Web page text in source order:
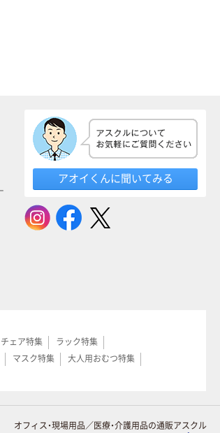
アオイくんに聞いてみる
チェア特集
ラック特集
マスク特集
大人用おむつ特集
オフィス・現場用品／医療・介護用品の通販アスクル